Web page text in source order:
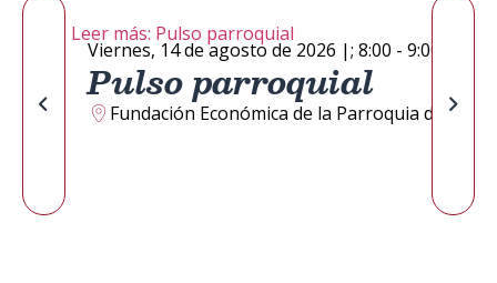
Viernes, 14 de agosto de 2026 |; 8:00 - 9:00
Pulso parroquial
Fundación Económica de la Parroquia de
Leer más: Pulso parroquial